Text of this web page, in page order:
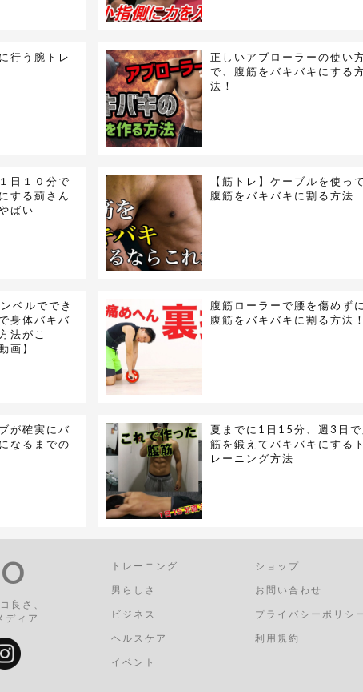
行う腕トレ
正しいアブローラーの使い
で、腹筋をバキバキにする
法！
日１０分で
する薊さん
ばい
【筋トレ】ケーブルを使って
腹筋をバキバキに割る方法
ベルででき
身体バキバ
法がこ
画】
腹筋ローラーで腰を傷めずに
腹筋をバキバキに割る方法！
が確実にバ
なるまでの
夏までに1日15分、週3日で
筋を鍛えてバキバキにするト
レーニング方法
良さ、
ディア
トレーニング
男らしさ
ビジネス
ヘルスケア
イベント
ショップ
お問い合わせ
プライバシーポリシ
利用規約